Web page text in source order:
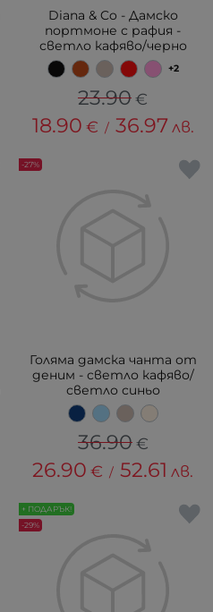
Diana & Co - Дамско
портмоне с рафия -
светло кафяво/черно
+2
23.90€
18.90 € / 36.97 лв.
Голяма дамска чанта от
деним - светло кафяво/
светло синьо
36.90 €
26.90 € / 52.61 лв.
-27%
+ ПОДАРЪК!
-29%